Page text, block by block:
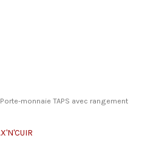
monnaie TAPS avec rangement